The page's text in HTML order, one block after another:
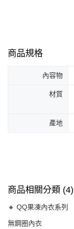
商品規格
內容物
材質
產地
商品相關分類 (4)
🔸 QQ果凍內衣系列
無鋼圈內衣